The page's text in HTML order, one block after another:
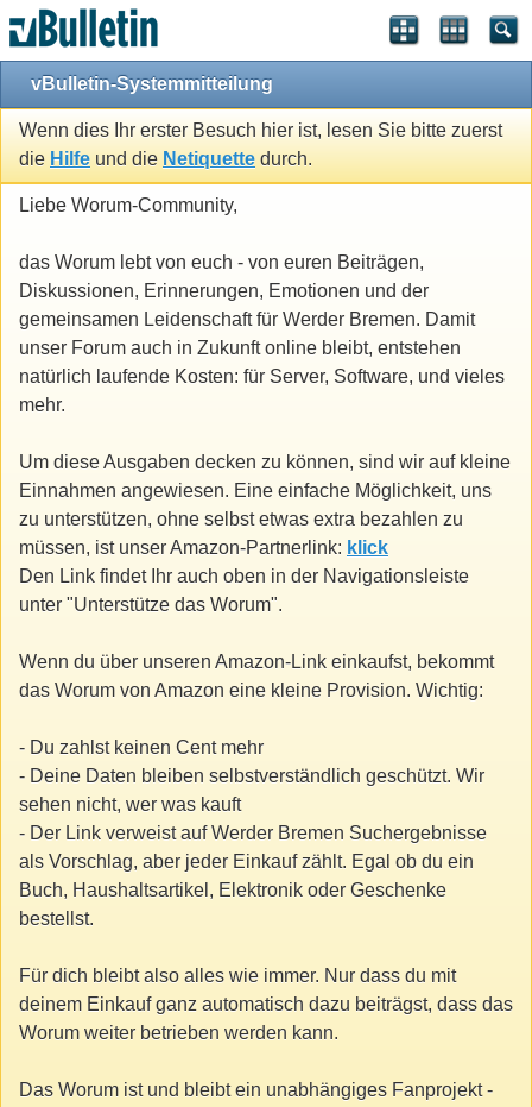
vBulletin-Systemmitteilung
Wenn dies Ihr erster Besuch hier ist, lesen Sie bitte zuerst
die Hilfe und die Netiquette durch.
Liebe Worum-Community,
das Worum lebt von euch - von euren Beiträgen,
Diskussionen, Erinnerungen, Emotionen und der
gemeinsamen Leidenschaft für Werder Bremen. Damit
unser Forum auch in Zukunft online bleibt, entstehen
natürlich laufende Kosten: für Server, Software, und vieles
mehr.
Um diese Ausgaben decken zu können, sind wir auf kleine
Einnahmen angewiesen. Eine einfache Möglichkeit, uns
zu unterstützen, ohne selbst etwas extra bezahlen zu
müssen, ist unser Amazon-Partnerlink: klick
Den Link findet Ihr auch oben in der Navigationsleiste
unter "Unterstütze das Worum".
Wenn du über unseren Amazon-Link einkaufst, bekommt
das Worum von Amazon eine kleine Provision. Wichtig:
- Du zahlst keinen Cent mehr
- Deine Daten bleiben selbstverständlich geschützt. Wir
sehen nicht, wer was kauft
- Der Link verweist auf Werder Bremen Suchergebnisse
als Vorschlag, aber jeder Einkauf zählt. Egal ob du ein
Buch, Haushaltsartikel, Elektronik oder Geschenke
bestellst.
Für dich bleibt also alles wie immer. Nur dass du mit
deinem Einkauf ganz automatisch dazu beiträgst, dass das
Worum weiter betrieben werden kann.
Das Worum ist und bleibt ein unabhängiges Fanprojekt -